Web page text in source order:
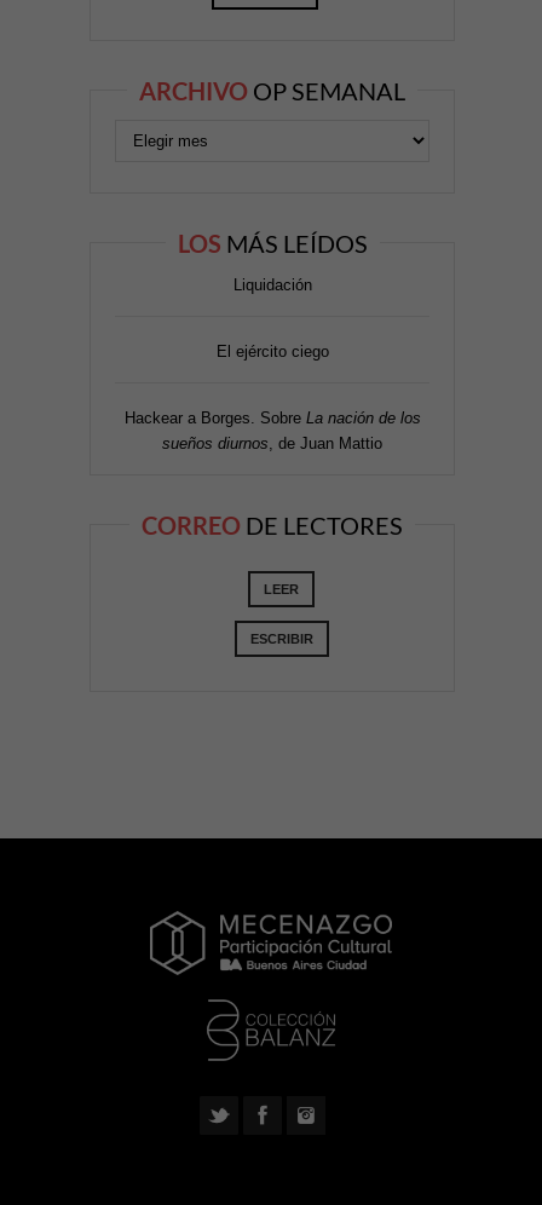
ARCHIVO OP SEMANAL
LOS MÁS LEÍDOS
Liquidación
El ejército ciego
Hackear a Borges. Sobre La nación de los
sueños diurnos , de Juan Mattio
CORREO DE LECTORES
LEER
ESCRIBIR